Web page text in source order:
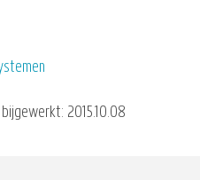
2015.10.08